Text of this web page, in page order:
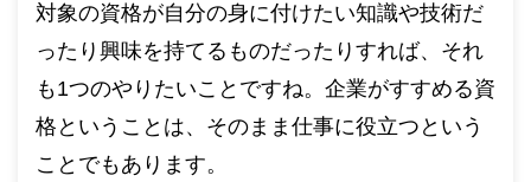
対象の資格が自分の身に付けたい知識や技術だ
ったり興味を持てるものだったりすれば、それ
も1つのやりたいことですね。企業がすすめる資
格ということは、そのまま仕事に役立つという
ことでもあります。